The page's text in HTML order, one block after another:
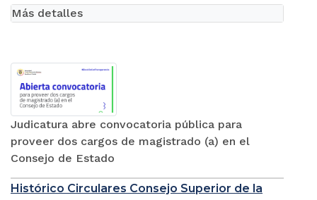
Judicatura abre convocatoria pública para
proveer dos cargos de magistrado (a) en el
Consejo de Estado
Más detalles
Histórico Circulares Consejo Superior de la